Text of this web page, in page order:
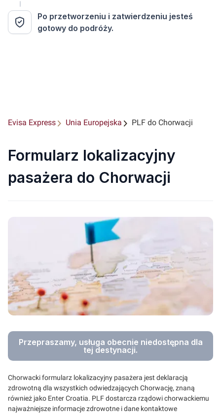
Po przetworzeniu i zatwierdzeniu jesteś
gotowy do podróży.
Evisa Express Unia Europejska PLF do Chorwacji
Formularz lokalizacyjny
pasażera do Chorwacji
Przepraszamy, usługa obecnie niedostępna dla
tej destynacji.
Chorwacki formularz lokalizacyjny pasażera jest deklaracją
zdrowotną dla wszystkich odwiedzających Chorwację, znaną
również jako Enter Croatia. PLF dostarcza rządowi chorwackiemu
najważniejsze informacje zdrowotne i dane kontaktowe